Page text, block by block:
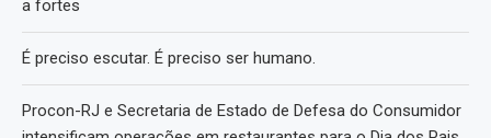
a fortes
É preciso escutar. É preciso ser humano.
Procon-RJ e Secretaria de Estado de Defesa do Consumidor